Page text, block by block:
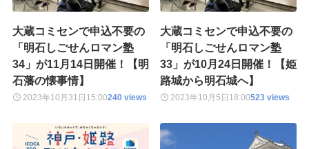
大蔵コミセンで申込不要の
「明石しごせんロマン塾
34」が11月14日開催！【明
石藩の懐事情】
2023年10月31日 15:00240 views
大蔵コミセンで申込不要の
「明石しごせんロマン塾
33」が10月24日開催！【姫
路城から明石城へ】
2023年10月5日 18:00523 views